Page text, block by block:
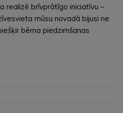
realizē brīvprātīgo iniciatīvu –
mūsu novadā bijusi ne
bērna piedzimšanas